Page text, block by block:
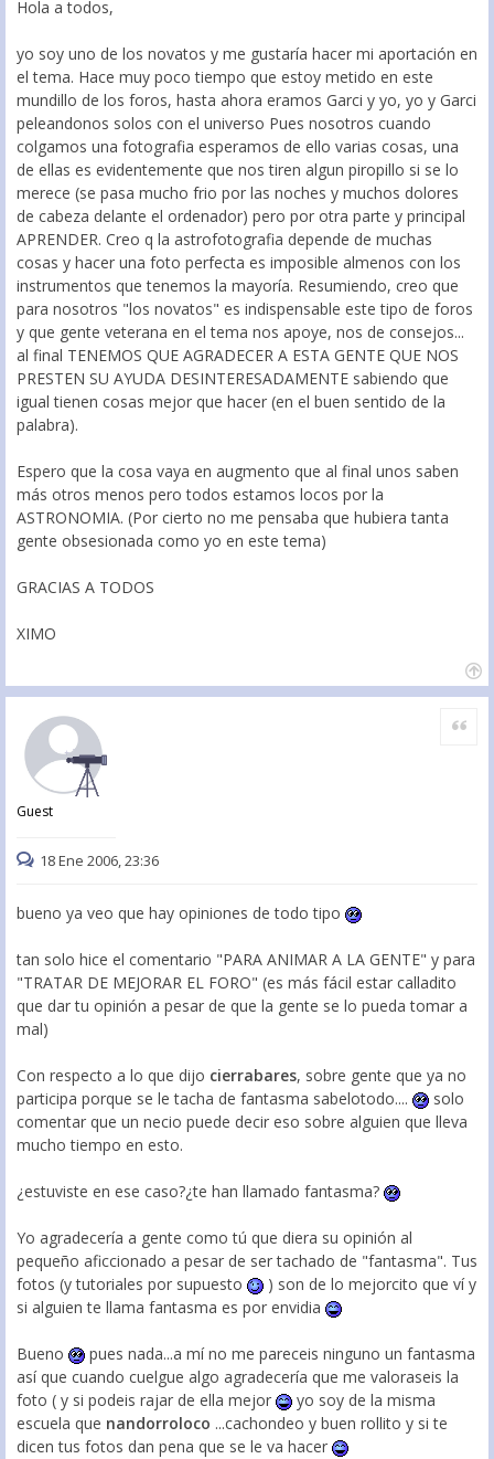
Hola a todos,
yo soy uno de los novatos y me gustaría hacer mi aportación en
el tema. Hace muy poco tiempo que estoy metido en este
mundillo de los foros, hasta ahora eramos Garci y yo, yo y Garci
peleandonos solos con el universo Pues nosotros cuando
colgamos una fotografia esperamos de ello varias cosas, una
de ellas es evidentemente que nos tiren algun piropillo si se lo
merece (se pasa mucho frio por las noches y muchos dolores
de cabeza delante el ordenador) pero por otra parte y principal
APRENDER. Creo q la astrofotografia depende de muchas
cosas y hacer una foto perfecta es imposible almenos con los
instrumentos que tenemos la mayoría. Resumiendo, creo que
para nosotros "los novatos" es indispensable este tipo de foros
y que gente veterana en el tema nos apoye, nos de consejos...
al final TENEMOS QUE AGRADECER A ESTA GENTE QUE NOS
PRESTEN SU AYUDA DESINTERESADAMENTE sabiendo que
igual tienen cosas mejor que hacer (en el buen sentido de la
palabra).
Espero que la cosa vaya en augmento que al final unos saben
más otros menos pero todos estamos locos por la
ASTRONOMIA. (Por cierto no me pensaba que hubiera tanta
gente obsesionada como yo en este tema)
GRACIAS A TODOS
XIMO
Guest
Citar
18 Ene 2006, 23:36
bueno ya veo que hay opiniones de todo tipo
tan solo hice el comentario "PARA ANIMAR A LA GENTE" y para
"TRATAR DE MEJORAR EL FORO" (es más fácil estar calladito
que dar tu opinión a pesar de que la gente se lo pueda tomar a
mal)
Con respecto a lo que dijo cierrabares, sobre gente que ya no
participa porque se le tacha de fantasma sabelotodo....
solo
comentar que un necio puede decir eso sobre alguien que lleva
mucho tiempo en esto.
¿estuviste en ese caso?¿te han llamado fantasma?
Yo agradecería a gente como tú que diera su opinión al
pequeño aficcionado a pesar de ser tachado de "fantasma". Tus
fotos (y tutoriales por supuesto
) son de lo mejorcito que ví y
si alguien te llama fantasma es por envidia
Bueno
pues nada...a mí no me pareceis ninguno un fantasma
así que cuando cuelgue algo agradecería que me valoraseis la
foto ( y si podeis rajar de ella mejor
yo soy de la misma
escuela que nandorroloco ...cachondeo y buen rollito y si te
dicen tus fotos dan pena que se le va hacer